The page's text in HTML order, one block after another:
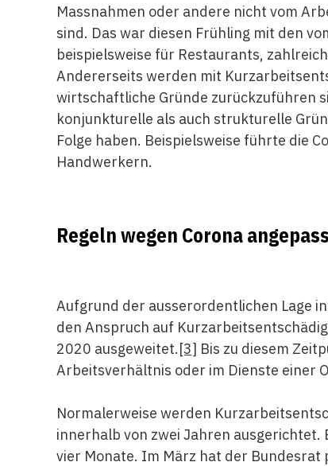
Massnahmen oder andere nicht vom
sind. Das war diesen Frühling mit den
beispielsweise für Restaurants,
Andererseits werden mit
wirtschaftliche Gründe zurückzuführen
konjunkturelle als auch strukturelle
Folge haben. Beispielsweise führte die
Handwerkern.
Regeln wegen Corona
Aufgrund der ausserordentlichen Lage
den Anspruch auf
2020 ausgeweitet.[3] Bis zu diesem
Arbeitsverhältnis oder im Dienste einer
Normalerweise werden
innerhalb von zwei Jahren
vier Monate. Im März hat der